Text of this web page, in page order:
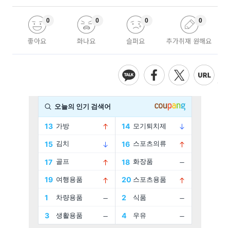
좋아요
0
화나요
0
슬퍼요
0
추가취재 원해요
0